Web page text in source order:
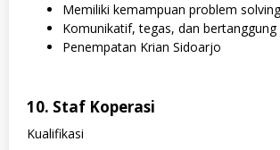
Memiliki kemampuan problem solving
Komunikatif, tegas, dan bertanggung
Penempatan Krian Sidoarjo
10. Staf Koperasi
Kualifikasi